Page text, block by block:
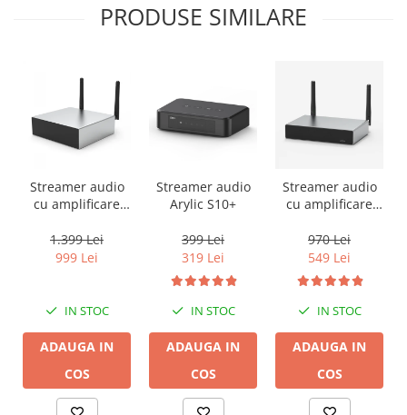
PRODUSE SIMILARE
Streamer audio
cu amplificare
A50+, LAN /Wi-Fi
/Bluetooth,
1.399 Lei
999 Lei
IN STOC
ADAUGA IN
COS
Streamer audio
Arylic S10+
399 Lei
319 Lei
IN STOC
ADAUGA IN
COS
Streamer audio
cu amplificare
A30+, LAN /Wi-Fi
/Bluetooth,
24bit/192kHz,
Multiroom
970 Lei
549 Lei
IN STOC
ADAUGA IN
COS